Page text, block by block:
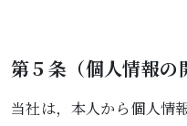
第５条（個人情報の
当社は，本人から個人情